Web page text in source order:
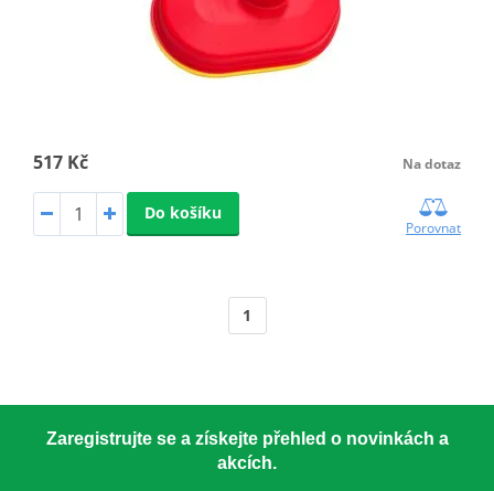
517 Kč Na dotaz
Do košíku
Porovnat
1
Zaregistrujte se a získejte přehled o novinkách a
akcích.